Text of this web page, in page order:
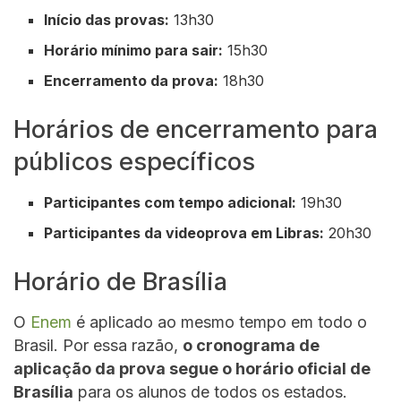
Início das provas: 13h30
Horário mínimo para sair: 15h30
Encerramento da prova: 18h30
Horários de encerramento para
públicos específicos
Participantes com tempo adicional: 19h30
Participantes da videoprova em Libras: 20h30
Horário de Brasília
O Enem é aplicado ao mesmo tempo em todo o
Brasil. Por essa razão, o cronograma de
aplicação da prova segue o horário oficial de
Brasília para os alunos de todos os estados.